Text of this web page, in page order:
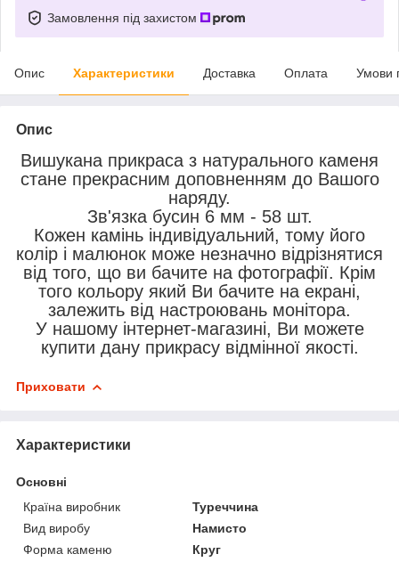
Замовлення під захистом
Опис Характеристики Доставка Оплата Умови
Опис
Вишукана прикраса з натурального каменя
стане прекрасним доповненням до Вашого
наряду.
Зв'язка бусин 6 мм - 58 шт.
Кожен камінь індивідуальний, тому його
колір і малюнок може незначно відрізнятися
від того, що ви бачите на фотографії. Крім
того кольору який Ви бачите на екрані,
залежить від настроювань монітора.
У нашому інтернет-магазині, Ви можете
купити дану прикрасу відмінної якості.
Приховати
Характеристики
Основні
Країна виробник
Туреччина
Вид виробу
Намисто
Форма каменю
Круг